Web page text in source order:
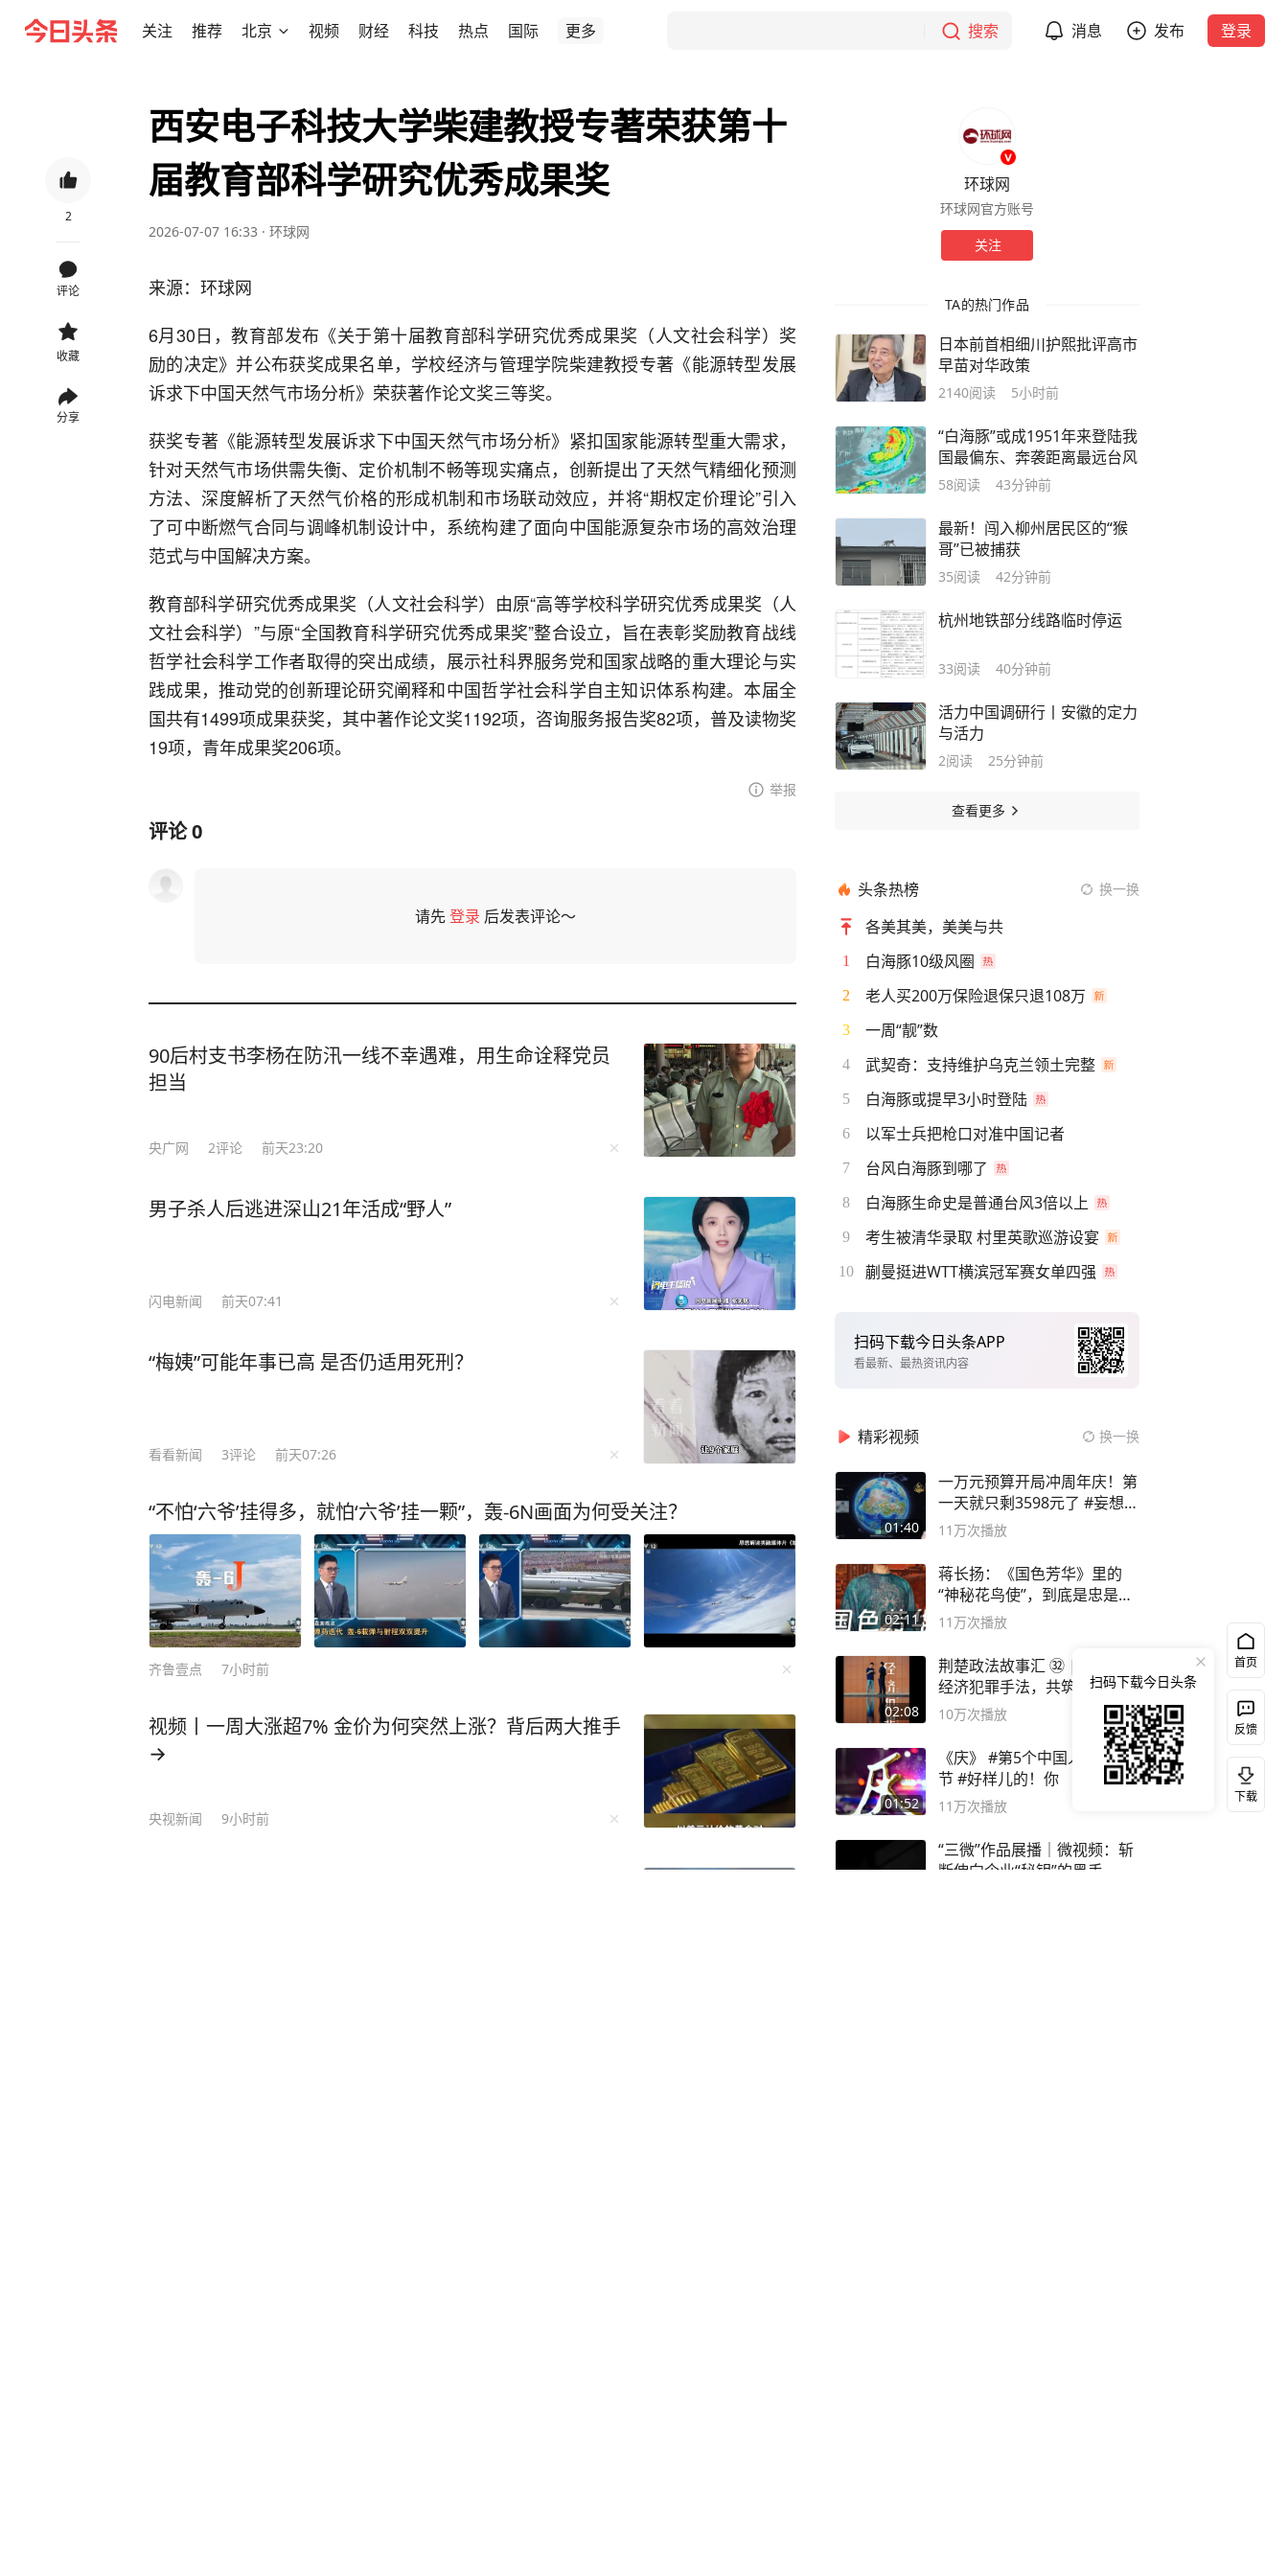
关注 推荐 北京 视频 财经 科技 热点 国际 更多 搜索 消息 发布 登录
2
评论
收藏
分享
西安电子科技大学柴建教授专著荣获第十
届教育部科学研究优秀成果奖
2026-07-07 16:33 · 环球网
来源：环球网
6月30日，教育部发布《关于第十届教育部科学研究优秀成果奖（人文社会科学）奖
励的决定》并公布获奖成果名单，学校经济与管理学院柴建教授专著《能源转型发展
诉求下中国天然气市场分析》荣获著作论文奖三等奖。
获奖专著《能源转型发展诉求下中国天然气市场分析》紧扣国家能源转型重大需求，
针对天然气市场供需失衡、定价机制不畅等现实痛点，创新提出了天然气精细化预测
方法、深度解析了天然气价格的形成机制和市场联动效应，并将“期权定价理论”引入
了可中断燃气合同与调峰机制设计中，系统构建了面向中国能源复杂市场的高效治理
范式与中国解决方案。
教育部科学研究优秀成果奖（人文社会科学）由原“高等学校科学研究优秀成果奖（人
文社会科学）”与原“全国教育科学研究优秀成果奖”整合设立，旨在表彰奖励教育战线
哲学社会科学工作者取得的突出成绩，展示社科界服务党和国家战略的重大理论与实
践成果，推动党的创新理论研究阐释和中国哲学社会科学自主知识体系构建。本届全
国共有1499项成果获奖，其中著作论文奖1192项，咨询服务报告奖82项，普及读物奖
19项，青年成果奖206项。
举报
评论0
请先登录 后发表评论～
90后村支书李杨在防汛一线不幸遇难，用生命诠释党员
担当
央广网 2评论 前天23:20
男子杀人后逃进深山21年活成“野人”
闪电新闻 前天07:41
“梅姨”可能年事已高 是否仍适用死刑？
看看新闻 3评论 前天07:26
“不怕‘六爷’挂得多，就怕‘六爷’挂一颗”，轰-6N画面为何受关注？
齐鲁壹点 7小时前
视频丨一周大涨超7% 金价为何突然上涨？背后两大推手
→
央视新闻 9小时前
环球网
环球网官方账号
关注
TA的热门作品
日本前首相细川护熙批评高市
早苗对华政策
2140阅读 5小时前
“白海豚”或成1951年来登陆我
国最偏东、奔袭距离最远台风
58阅读 43分钟前
最新！闯入柳州居民区的“猴
哥”已被捕获
35阅读 42分钟前
杭州地铁部分线路临时停运
33阅读 40分钟前
活力中国调研行丨安徽的定力
与活力
2阅读 25分钟前
查看更多
头条热榜 换一换
各美其美，美美与共
1 白海豚10级风圈
2 老人买200万保险退保只退108万
3 一周“靓”数
4 武契奇：支持维护乌克兰领土完整
5 白海豚或提早3小时登陆
6 以军士兵把枪口对准中国记者
7 台风白海豚到哪了
8 白海豚生命史是普通台风3倍以上
9 考生被清华录取 村里英歌巡游设宴
10 蒯曼挺进WTT横滨冠军赛女单四强
扫码下载今日头条APP
看最新、最热资讯内容
精彩视频 换一换
01:40
一万元预算开局冲周年庆！第
一天就只剩3598元了 #妄想山
海
11万次播放
02:11
蒋长扬：《国色芳华》里的
“神秘花鸟使”，到底是忠是
奸？
11万次播放
02:08
荆楚政法故事汇 ㉜ | 【揭秘
经济犯罪手法，共筑平安防线
10万次播放
01:52
《庆》 #第5个中国人民警察
节 #好样儿的！你
11万次播放
“三微”作品展播｜微视频：斩
断伸向企业“秘钥”的黑手
首页
反馈
下载
扫码下载今日头条